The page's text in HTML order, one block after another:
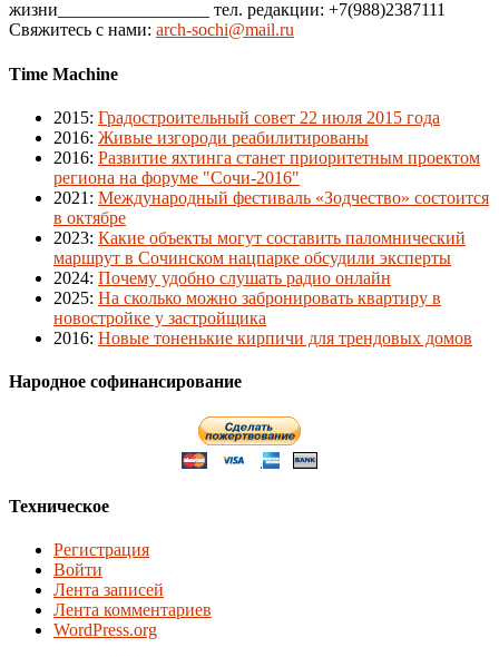
жизни_________________ тел. редакции: +7(988)2387111
Свяжитесь с нами: arch-sochi@mail.ru
Time Machine
2015: Градостроительный совет 22 июля 2015 года
2016: Живые изгороди реабилитированы
2016: Развитие яхтинга станет приоритетным проектом
региона на форуме "Сочи-2016"
2021 : Международный фестиваль «Зодчество» состоится
в октябре
2023: Какие объекты могут составить паломнический
маршрут в Сочинском нацпарке обсудили эксперты
2024: Почему удобно слушать радио онлайн
2025: На сколько можно забронировать квартиру в
новостройке у застройщика
2016: Новые тоненькие кирпичи для трендовых домов
Народное софинансирование
Техническое
Регистрация
Войти
Лента записей
Лента комментариев
WordPress.org